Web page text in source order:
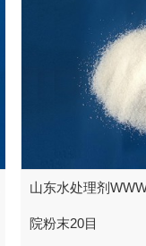
山东水处理剂
院粉末20目